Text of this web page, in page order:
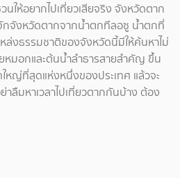
วนให้อยากไปเที่ยวเสียจริง จังหวัดตาก
กจังหวัดตากจากน้ำตกทีลอซู น้ำตกที่
งธรรมชาติของจังหวัดนี้มีให้ค้นหาไม่
หมอกและต้นน้ำลำธารสายสำคัญ ขึ้น
ญ่ที่สุดแห่งหนึ่งของประเทศ แล้วจะ
าลืมหาเวลาไปเที่ยวตากกันบ้าง ต้อง